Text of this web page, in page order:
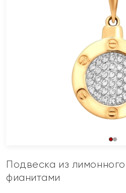
Подвеска из
фианитами